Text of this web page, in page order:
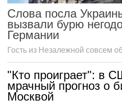
Слова посла
вызвали бурю
Германии
Гость из Незалежной совсем
"Кто проиграет": в
мрачный прогноз о
Москвой